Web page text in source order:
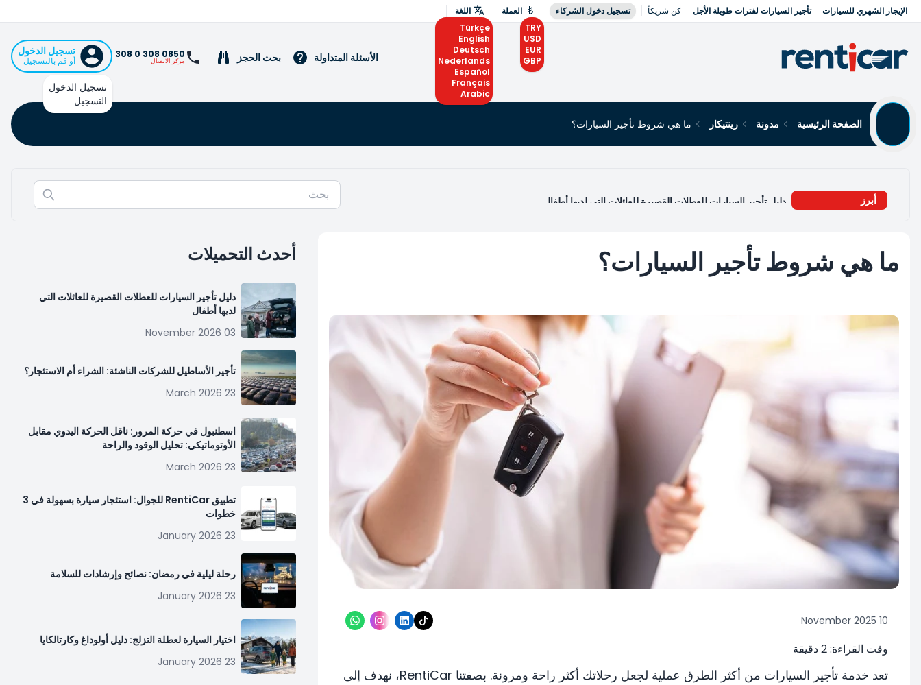
الإيجار الشهري للسيارات تأجير السيارات لفترات طويلة الأجل كن شريكاً تسجيل دخول الشركاء
العملة
TRY
USD
EUR
GBP
اللغة
Türkçe
English
Deutsch
Nederlands
Español
Français
Arabic
الأسئلة المتداولة بحث الحجز 0850 308 0 308
مركز الاتصال
تسجيل الدخول
أو قم بالتسجيل
تسجيل الدخول
التسجيل
الصفحة الرئيسية
مدونة رينتيكار ما هي شروط تأجير السيارات؟
أبرز دليل تأجير السيارات للعطلات القصيرة للعائلات التي لديها أطفال
ما هي شروط تأجير السيارات؟
10 November 2025
وقت القراءة:2دقيقة
تعد خدمة تأجير السيارات من أكثر الطرق عملية لجعل رحلاتك أكثر راحة ومرونة. بصفتنا RentiCar، نهدف إلى
أحدث التحميلات
دليل تأجير السيارات للعطلات القصيرة للعائلات التي
لديها أطفال
03 November 2026
تأجير الأساطيل للشركات الناشئة: الشراء أم الاستئجار؟
23 March 2026
اسطنبول في حركة المرور: ناقل الحركة اليدوي مقابل
الأوتوماتيكي: تحليل الوقود والراحة
23 March 2026
تطبيق RentiCar للجوال: استئجار سيارة بسهولة في 3
خطوات
23 January 2026
رحلة ليلية في رمضان: نصائح وإرشادات للسلامة
23 January 2026
اختيار السيارة لعطلة التزلج: دليل أولوداغ وكارتالكايا
23 January 2026